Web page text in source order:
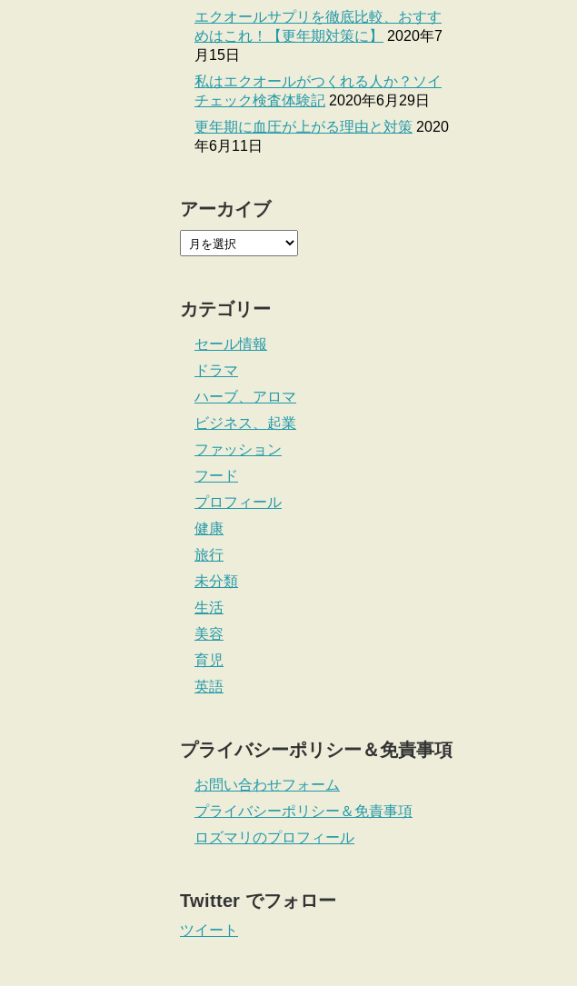
エクオールサプリを徹底比較、おすす
めはこれ！【更年期対策に】
2020年7
月15日
私はエクオールがつくれる人か？ソイ
チェック検査体験記 2020年6月29日
更年期に血圧が上がる理由と対策 2020
年6月11日
アーカイブ
カテゴリー
セール情報
ドラマ
ハーブ、アロマ
ビジネス、起業
ファッション
フード
プロフィール
健康
旅行
未分類
生活
美容
育児
英語
プライバシーポリシー＆免責事項
お問い合わせフォーム
プライバシーポリシー＆免責事項
ロズマリのプロフィール
Twitter でフォロー
ツイート